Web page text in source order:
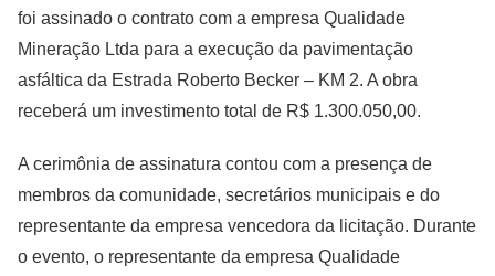
foi assinado o contrato com a empresa Qualidade
Mineração Ltda para a execução da pavimentação
asfáltica da Estrada Roberto Becker – KM 2. A obra
receberá um investimento total de R$ 1.300.050,00.
A cerimônia de assinatura contou com a presença de
membros da comunidade, secretários municipais e do
representante da empresa vencedora da licitação. Durante
o evento, o representante da empresa Qualidade